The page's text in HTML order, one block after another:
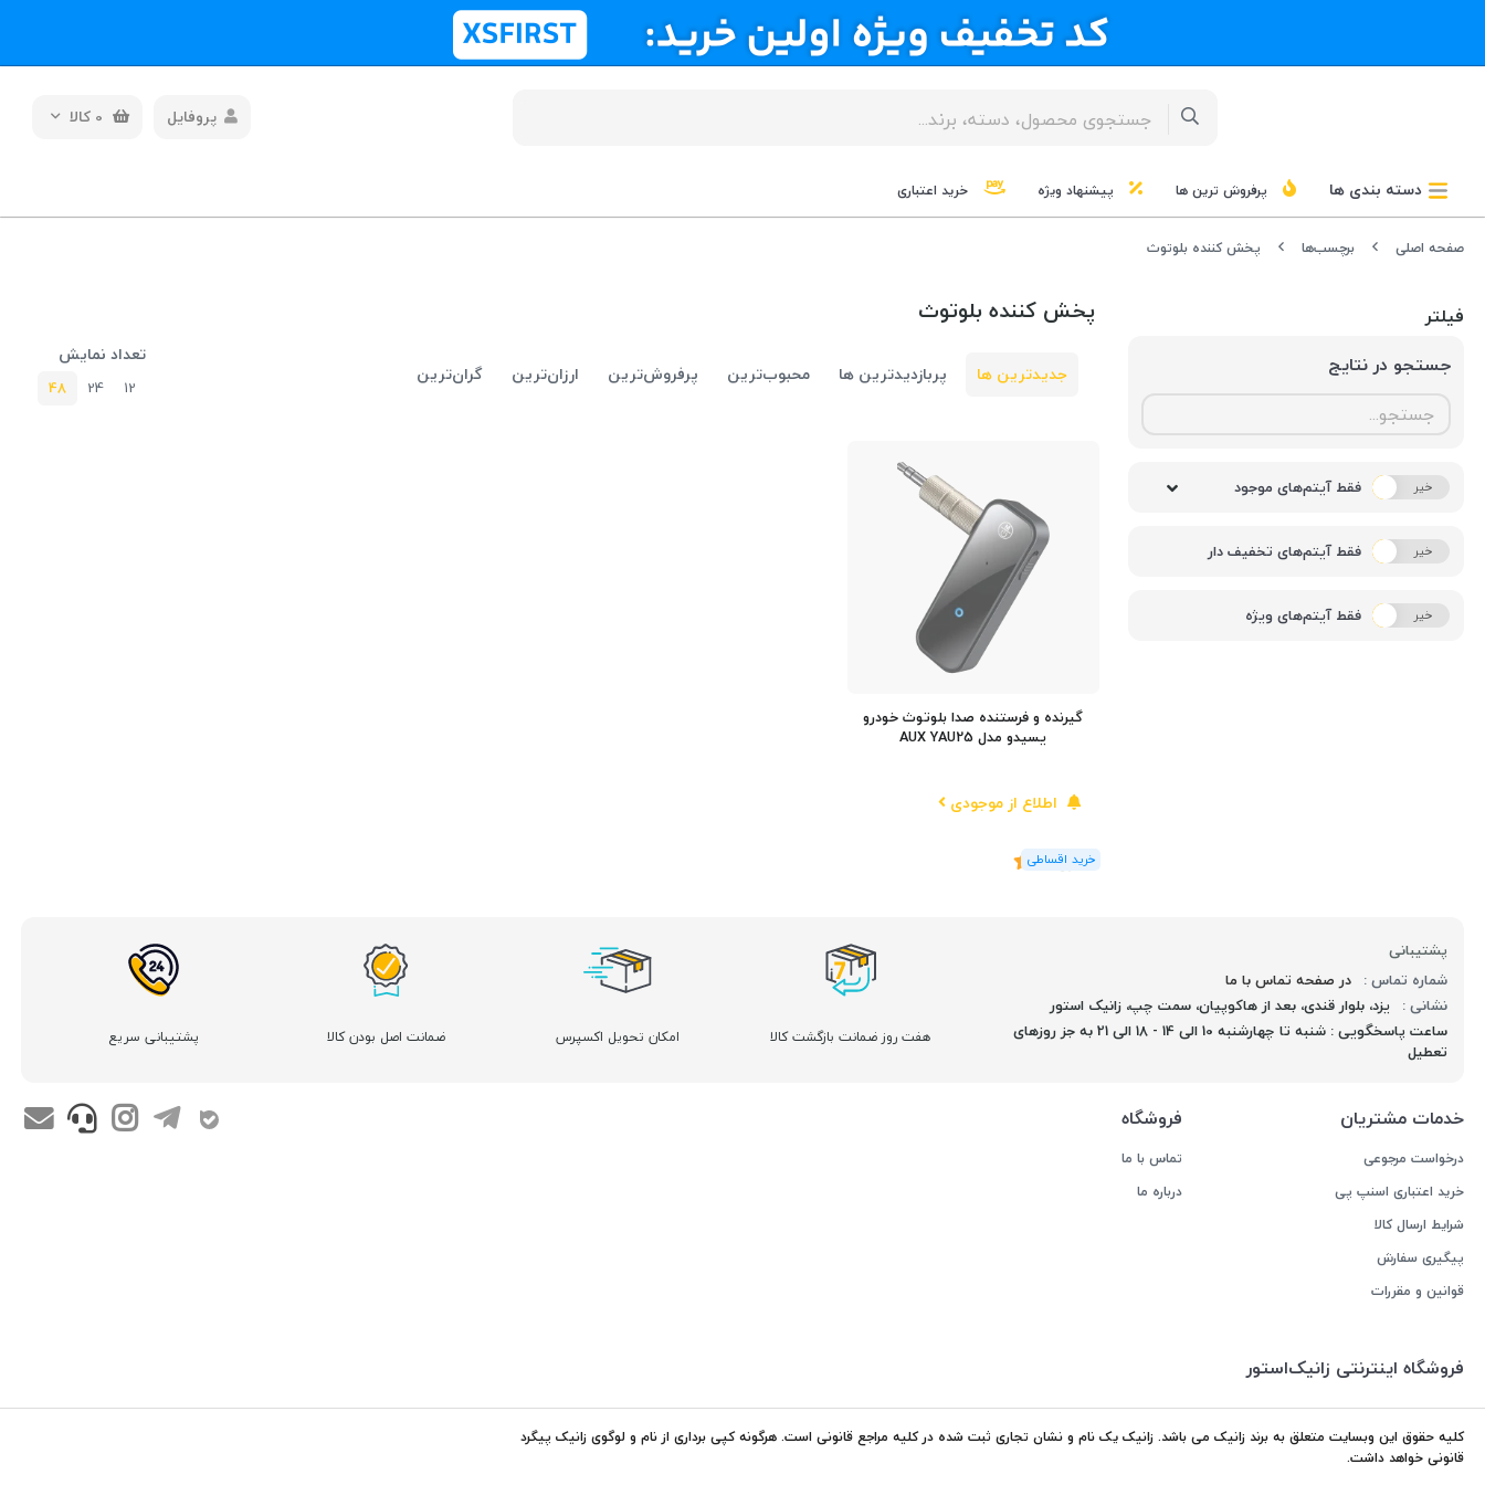
0 کالا پروفایل
دسته بندی ها پرفروش ترین ها پیشنهاد ویژه خرید اعتباری
صفحه اصلی برچسب‌ها پخش کننده بلوتوث
فیلتر
جستجو در نتایج
بله خیر فقط آیتم‌های موجود
بله خیر فقط آیتم‌های تخفیف دار
بله خیر فقط آیتم‌های ویژه
پخش کننده بلوتوث
جدیدترین ها پربازدیدترین ها محبوب‌‌ترین پرفروش‌ترین ارزان‌ترین گران‌ترین
تعداد نمایش
12
24
48
گیرنده و فرستنده صدا بلوتوث خودرو
یسیدو مدل AUX YAU25
اطلاع از موجودی
(2 رای)
5
پشتیبانی
شماره تماس : در صفحه تماس با ما
نشانی : یزد، بلوار قندی، بعد از هاکوپیان، سمت چپ، زانیک استور
ساعت پاسخگویی : شنبه تا چهارشنبه 10 الی 14 - 18 الی 21 به جز روزهای
تعطیل
هفت روز ضمانت بازگشت کالا امکان تحویل اکسپرس ضمانت اصل بودن کالا پشتیبانی سریع
خدمات مشتریان
درخواست مرجوعی
خرید اعتباری اسنپ پی
شرایط ارسال کالا
پیگیری سفارش
قوانین و مقررات
فروشگاه
تماس با ما
درباره ما
فروشگاه اینترنتی زانیک‌استور
کلیه حقوق این وبسایت متعلق به برند زانیک می باشد. زانیک یک نام و نشان تجاری ثبت شده در کلیه مراجع قانونی است. هرگونه کپی برداری از نام و لوگوی زانیک پیگرد
قانونی خواهد داشت.